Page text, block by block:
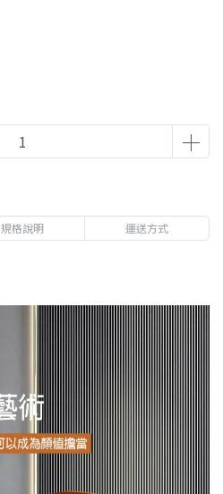
規格說明 運送方式